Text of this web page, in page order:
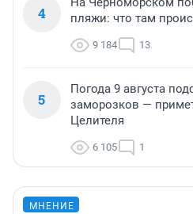
4
пляжи: что там
9 184 13
5
Погода 9 августа
заморозков —
Целителя
6 105 1
МНЕНИЕ